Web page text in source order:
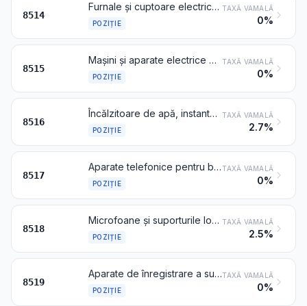
8514
Furnale și cuptoare electrice industriale sau de laborator, inclusiv cele care funcționează prin inducție sau prin pierderi prin dielectric; alte aparate industriale sau de laborator pentru tratament termic a materialelor, prin inducție sau prin pierderi prin dielectric
POZIȚIE
TAXĂ VAMALĂ
0%
8515
Mașini și aparate electrice pentru lipire sau sudare (chiar pentru tăiat, inclusiv cele cu gaz, încălzite electric) sau care funcționează cu laser sau cu alte fascicule de lumină sau de fotoni, cu ultrasunete, cu fascicule de electroni, cu impulsuri magnetice sau cu jet de plasmă; mașini și aparate electrice pentru pulverizarea la cald a metalelor sau a compuşilor metaloceramici
POZIȚIE
TAXĂ VAMALĂ
0%
8516
Încălzitoare de apă, instantanee sau cu stocare și termoplonjoare electrice; aparate electrice pentru încălzirea încăperilor, a solului sau pentru utilizări similare; aparate electrotermice pentru coafură (de exemplu, uscătoare de păr, căști pentru coafură, ondulatoare) sau pentru uscarea mâinilor; fiare electrice de călcat; alte aparate electrotermice pentru uz casnic; rezistențe încălzitoare, altele decât cele de la poziția 8545
POZIȚIE
TAXĂ VAMALĂ
2.7%
8517
Aparate telefonice pentru beneficiari, inclusiv telefoanele inteligente și alte aparate telefonice pentru rețeaua de telefonie mobilă și pentru alte rețele fără fir; alte aparate pentru transmisia sau recepția vocii, a imaginii sau a altor date, inclusiv aparatele pentru comunicație, în rețele cu sau fără fir (cum ar fi o rețea locală sau o rețea de mare suprafață), altele decât aparatele de transmisie sau recepție de la pozițiile 8443, 8525, 8527 sau 8528
POZIȚIE
TAXĂ VAMALĂ
0%
8518
Microfoane și suporturile lor; difuzoare, chiar montate în carcasele lor; căști de ascultare, care se pun pe cap sau care se introduc în ureche, chiar combinate cu un microfon, ansambluri sau seturi formate dintr-un microfon și unul sau mai multe difuzoare; amplificatoare electrice de audiofrecvență; seturi de aparate electrice de amplificare a sunetului
POZIȚIE
TAXĂ VAMALĂ
2.5%
8519
Aparate de înregistrare a sunetului; aparate de reproducere a sunetului; aparate de înregistrare și reproducere a sunetului
POZIȚIE
TAXĂ VAMALĂ
0%